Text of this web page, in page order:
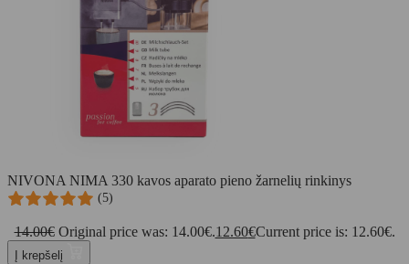
NIVONA NIMA 330 kavos aparato pieno žarnelių rinkinys
(5)
14.00€ Original price was: 14.00€.12.60€Current price is: 12.60€.
Į krepšelį